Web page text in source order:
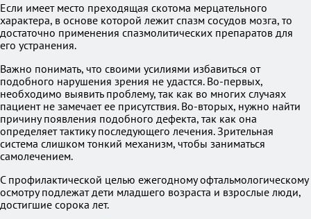
Если имеет место преходящая скотома мерцательного
характера, в основе которой лежит спазм сосудов мозга, то
достаточно применения спазмолитических препаратов для
его устранения.
Важно понимать, что своими усилиями избавиться от
подобного нарушения зрения не удастся. Во-первых,
необходимо выявить проблему, так как во многих случаях
пациент не замечает ее присутствия. Во-вторых, нужно найти
причину появления подобного дефекта, так как она
определяет тактику последующего лечения. Зрительная
система слишком тонкий механизм, чтобы заниматься
самолечением.
С профилактической целью ежегодному офтальмологическому
осмотру подлежат дети младшего возраста и взрослые люди,
достигшие сорока лет.